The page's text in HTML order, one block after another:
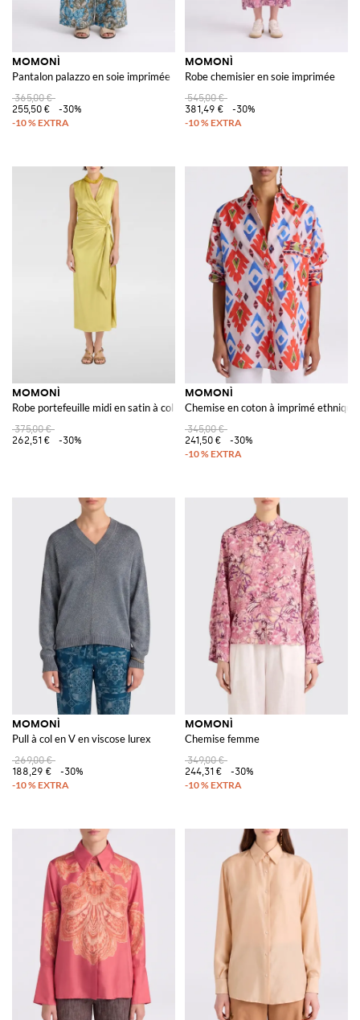
MOMONÌ
Pantalon palazzo en soie imprimée
365,00 €
255,50 €
-30%
MOMONÌ
Robe chemisier en soie imprimée
545,00 €
381,49 €
-30%
MOMONÌ
Robe portefeuille midi en satin à col V et fente latérale
375,00 €
262,51 €
-30%
MOMONÌ
Chemise en coton à imprimé ethnique
345,00 €
241,50 €
-30%
MOMONÌ
Pull à col en V en viscose lurex
269,00 €
188,29 €
-30%
MOMONÌ
Chemise femme
349,00 €
244,31 €
-30%